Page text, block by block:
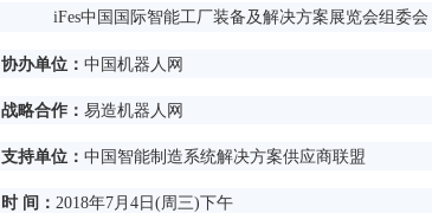
iFes中国国际智能工厂装备及解决方案展览会组委会
协办单位： 中国机器人网
战略合作： 易造机器人网
支持单位： 中国智能制造系统解决方案供应商联盟
时 间： 2018年7月4日(周三)下午